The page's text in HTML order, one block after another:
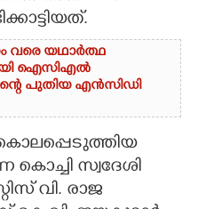
വരെ യഥാർത്ഥ
ഐസിഎൽ
പുതിയ എൻസിഡി
സ്വദേശി
വി. രാജ